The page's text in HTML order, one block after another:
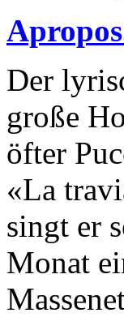
Der
große
öfter
«La
singt er
Monat